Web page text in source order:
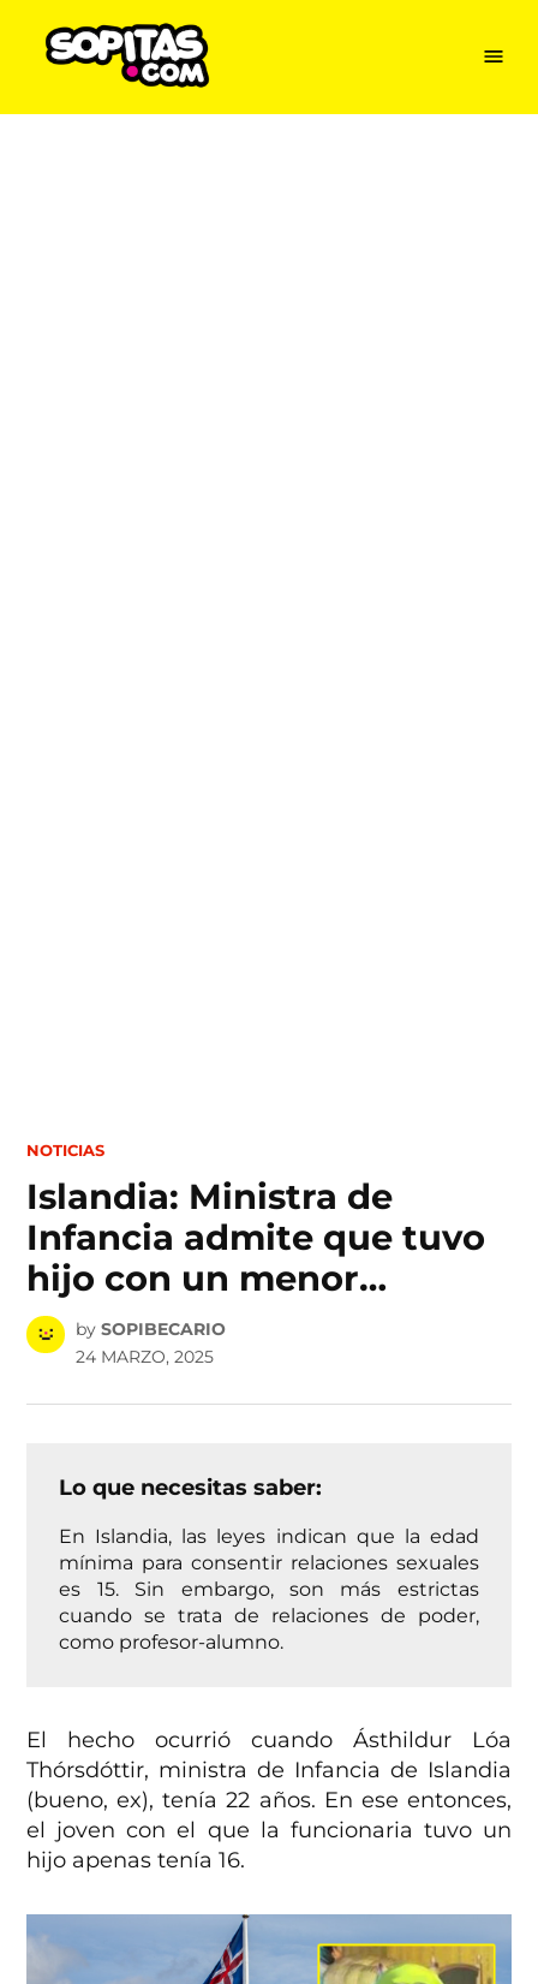
content
Menu
POSTED
NOTICIAS
Islandia: Ministra de
Infancia admite que tuvo
hijo con un menor…
by SOPIBECARIO
24 MARZO, 2025
Lo que necesitas saber:
En Islandia, las leyes indican que la edad
mínima para consentir relaciones sexuales
es 15. Sin embargo, son más estrictas
cuando se trata de relaciones de poder,
como profesor-alumno.
El hecho ocurrió cuando Ásthildur Lóa
Thórsdóttir, ministra de Infancia de Islandia
(bueno, ex), tenía 22 años. En ese entonces,
el joven con el que la funcionaria tuvo un
hijo apenas tenía 16.